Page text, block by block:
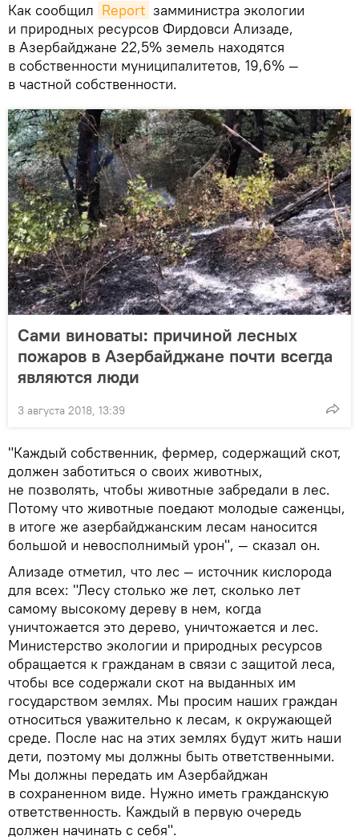
Как сообщил Report замминистра экологии
и природных ресурсов Фирдовси Ализаде,
в Азербайджане 22,5% земель находятся
в собственности муниципалитетов, 19,6% —
в частной собственности.
Сами виноваты: причиной лесных
пожаров в Азербайджане почти всегда
являются люди
3 августа 2018, 13:39
"Каждый собственник, фермер, содержащий скот,
должен заботиться о своих животных,
не позволять, чтобы животные забредали в лес.
Потому что животные поедают молодые саженцы,
в итоге же азербайджанским лесам наносится
большой и невосполнимый урон", — сказал он.
Ализаде отметил, что лес — источник кислорода
для всех: "Лесу столько же лет, сколько лет
самому высокому дереву в нем, когда
уничтожается это дерево, уничтожается и лес.
Министерство экологии и природных ресурсов
обращается к гражданам в связи с защитой леса,
чтобы все содержали скот на выданных им
государством землях. Мы просим наших граждан
относиться уважительно к лесам, к окружающей
среде. После нас на этих землях будут жить наши
дети, поэтому мы должны быть ответственными.
Мы должны передать им Азербайджан
в сохраненном виде. Нужно иметь гражданскую
ответственность. Каждый в первую очередь
должен начинать с себя".